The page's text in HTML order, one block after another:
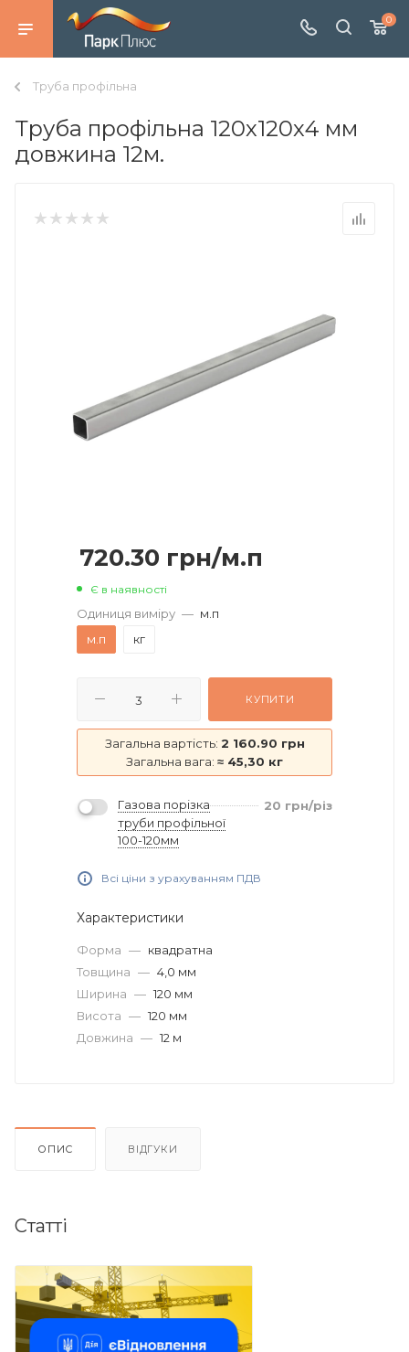
0
Труба профільна
Труба профільна 120х120х4 мм
довжина 12м.
720.30 грн/м.п
Є в наявності
Одиниця виміру — м.п
м.п
кг
КУПИТИ
Загальна вартість: 2 160.90 грн
Загальна вага: ≈ 45,30 кг
Газова порізка
труби профільної
100-120мм
20 грн/різ
Всі ціни з урахуванням ПДВ
Характеристики
Форма — квадратна
Товщина — 4,0 мм
Ширина — 120 мм
Висота — 120 мм
Довжина — 12 м
ОПИС ВІДГУКИ
Статті